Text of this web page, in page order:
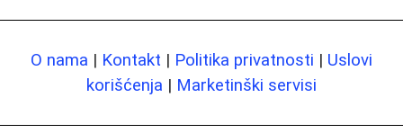
O nama | Kontakt | Politika privatnosti | Uslovi
korišćenja | Marketinški servisi